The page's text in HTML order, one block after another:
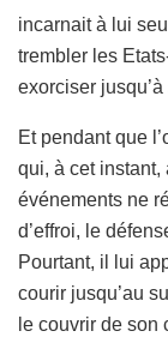
incarnait à lui
trembler les
exorciser
Et pendant que
qui, à cet
événements ne
d’effroi, le
Pourtant, il lui
courir jusqu’au
le couvrir de